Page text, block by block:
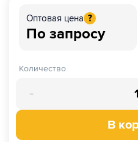
Оптовая цена ?
По запросу
Количество
-
В